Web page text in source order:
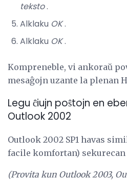
teksto.
Alklaku OK.
Alklaku OK.
Kompreneble, vi ankoraŭ
mesaĝojn uzante la plenan
Legu ĉiujn poŝtojn en
Outlook 2002
Outlook 2002 SP1 havas
facile komfortan)
(Provita kun Outlook 2003,